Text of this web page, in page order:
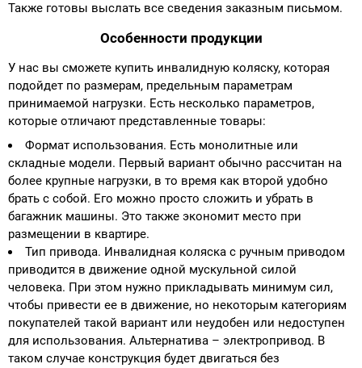
Также готовы выслать все сведения заказным письмом.
Особенности продукции
У нас вы сможете купить инвалидную коляску, которая
подойдет по размерам, предельным параметрам
принимаемой нагрузки. Есть несколько параметров,
которые отличают представленные товары:
Формат использования. Есть монолитные или
складные модели. Первый вариант обычно рассчитан на
более крупные нагрузки, в то время как второй удобно
брать с собой. Его можно просто сложить и убрать в
багажник машины. Это также экономит место при
размещении в квартире.
Тип привода. Инвалидная коляска с ручным приводом
приводится в движение одной мускульной силой
человека. При этом нужно прикладывать минимум сил,
чтобы привести ее в движение, но некоторым категориям
покупателей такой вариант или неудобен или недоступен
для использования. Альтернатива – электропривод. В
таком случае конструкция будет двигаться без